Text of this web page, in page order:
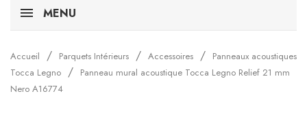
MENU
Accueil Parquets Intérieurs Accessoires
Panneaux acoustiques
Tocca Legno
Panneau mural acoustique Tocca Legno Relief 21 mm
Nero A16774